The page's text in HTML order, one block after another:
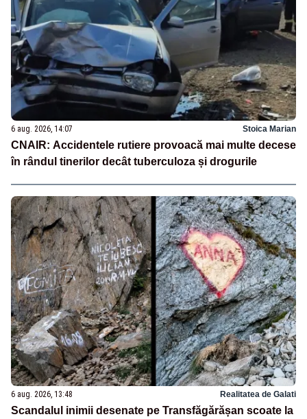
6 aug. 2026, 14:07 Stoica Marian
CNAIR: Accidentele rutiere provoacă mai multe decese
în rândul tinerilor decât tuberculoza și drogurile
6 aug. 2026, 13:48 Realitatea de Galati
Scandalul inimii desenate pe Transfăgărășan scoate la